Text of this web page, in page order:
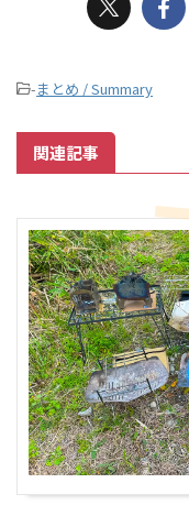
-まとめ / Summary
関連記事